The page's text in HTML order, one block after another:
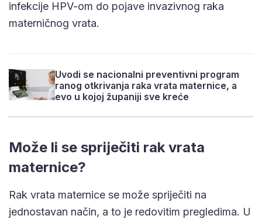
infekcije HPV-om do pojave invazivnog raka
materničnog vrata.
Uvodi se nacionalni preventivni program
ranog otkrivanja raka vrata maternice, a
evo u kojoj županiji sve kreće
Može li se spriječiti rak vrata
maternice?
Rak vrata maternice se može spriječiti na
jednostavan način, a to je redovitim pregledima. U